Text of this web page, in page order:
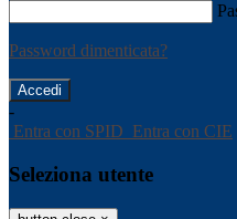
Password dimenticata?
-
Entra con SPID Entra con CIE
Seleziona utente